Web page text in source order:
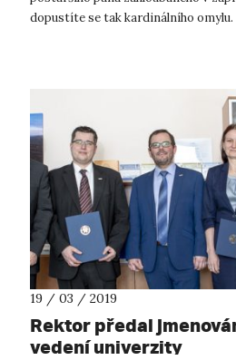
dopustíte se tak kardinálního
19 / 03 / 2019
Rektor předal
vedení univerzity